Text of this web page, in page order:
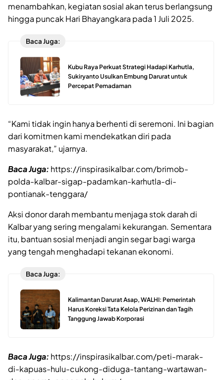
menambahkan, kegiatan sosial akan terus berlangsung
hingga puncak Hari Bhayangkara pada 1 Juli 2025.
Baca Juga:
Kubu Raya Perkuat Strategi Hadapi Karhutla,
Sukiryanto Usulkan Embung Darurat untuk
Percepat Pemadaman
“Kami tidak ingin hanya berhenti di seremoni. Ini bagian
dari komitmen kami mendekatkan diri pada
masyarakat,” ujarnya.
Baca Juga: https://inspirasikalbar.com/brimob-
polda-kalbar-sigap-padamkan-karhutla-di-
pontianak-tenggara/
Aksi donor darah membantu menjaga stok darah di
Kalbar yang sering mengalami kekurangan. Sementara
itu, bantuan sosial menjadi angin segar bagi warga
yang tengah menghadapi tekanan ekonomi.
Baca Juga:
Kalimantan Darurat Asap, WALHI: Pemerintah
Harus Koreksi Tata Kelola Perizinan dan Tagih
Tanggung Jawab Korporasi
Baca Juga: https://inspirasikalbar.com/peti-marak-
di-kapuas-hulu-cukong-diduga-tantang-wartawan-